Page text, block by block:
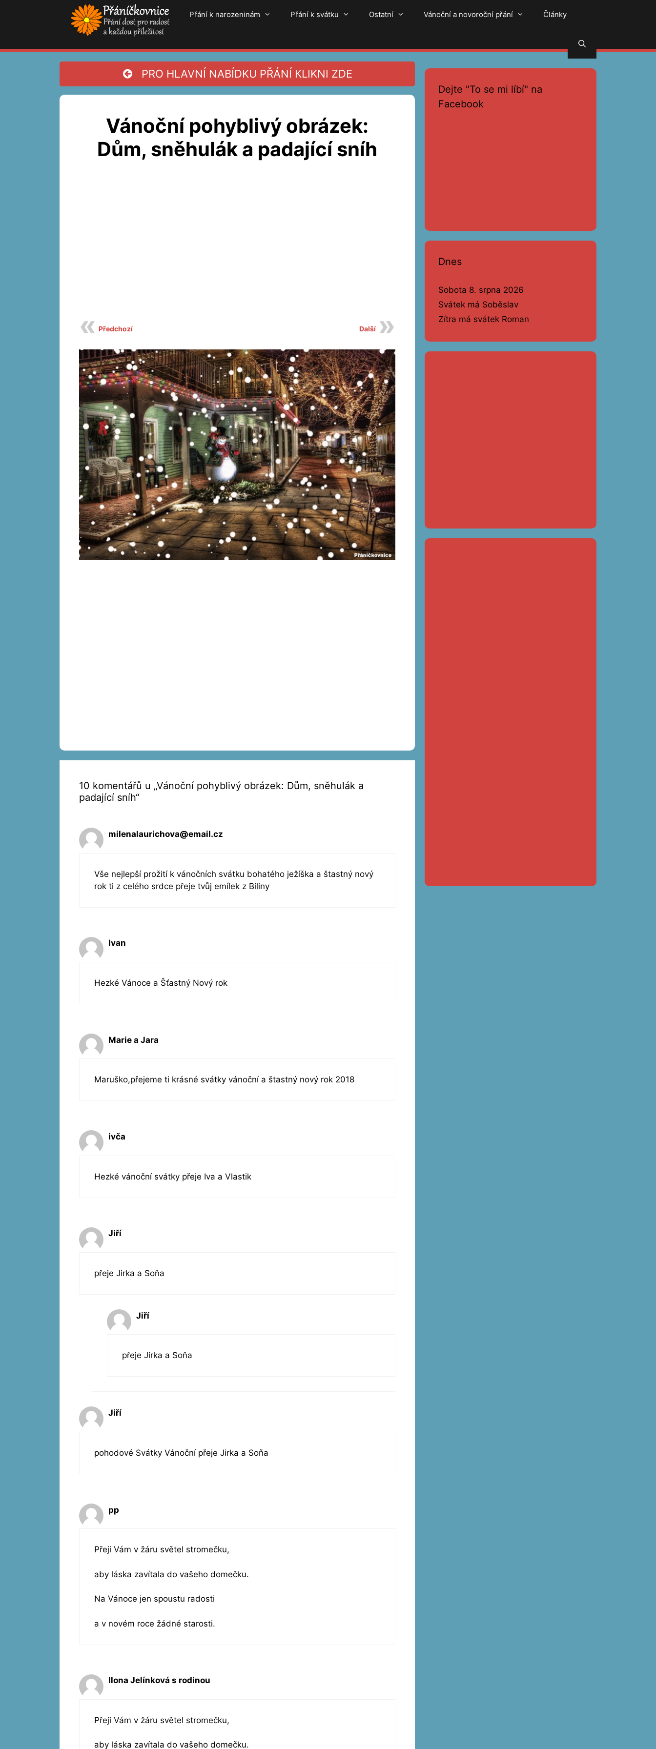
Přání k narozeninám Přání k svátku Ostatní Vánoční a novoroční přání Články
PRO HLAVNÍ NABÍDKU PŘÁNÍ KLIKNI ZDE
Vánoční pohyblivý obrázek:
Dům, sněhulák a padající sníh
Předchozí Další
10 komentářů u „Vánoční pohyblivý obrázek: Dům, sněhulák a
padající sníh“
milenalaurichova@email.cz
Vše nejlepší prožití k vánočních svátku bohatého ježíška a štastný nový
rok ti z celého srdce přeje tvůj emílek z Biliny
Ivan
Hezké Vánoce a Šťastný Nový rok
Marie a Jara
Maruško,přejeme ti krásné svátky vánoční a štastný nový rok 2018
ivča
Hezké vánoční svátky přeje Iva a Vlastik
Jiří
přeje Jirka a Soňa
Jiří
přeje Jirka a Soňa
Jiří
pohodové Svátky Vánoční přeje Jirka a Soňa
pp
Přeji Vám v žáru světel stromečku,
aby láska zavítala do vašeho domečku.
Na Vánoce jen spoustu radosti
a v novém roce žádné starosti.
Ilona Jelínková s rodinou
Přeji Vám v žáru světel stromečku,
aby láska zavítala do vašeho domečku.
Dejte "To se mi líbí" na
Facebook
Dnes
Sobota 8. srpna 2026
Svátek má Soběslav
Zítra má svátek Roman